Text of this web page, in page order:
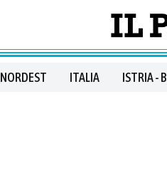
NORDEST ITALIA ISTRIA -